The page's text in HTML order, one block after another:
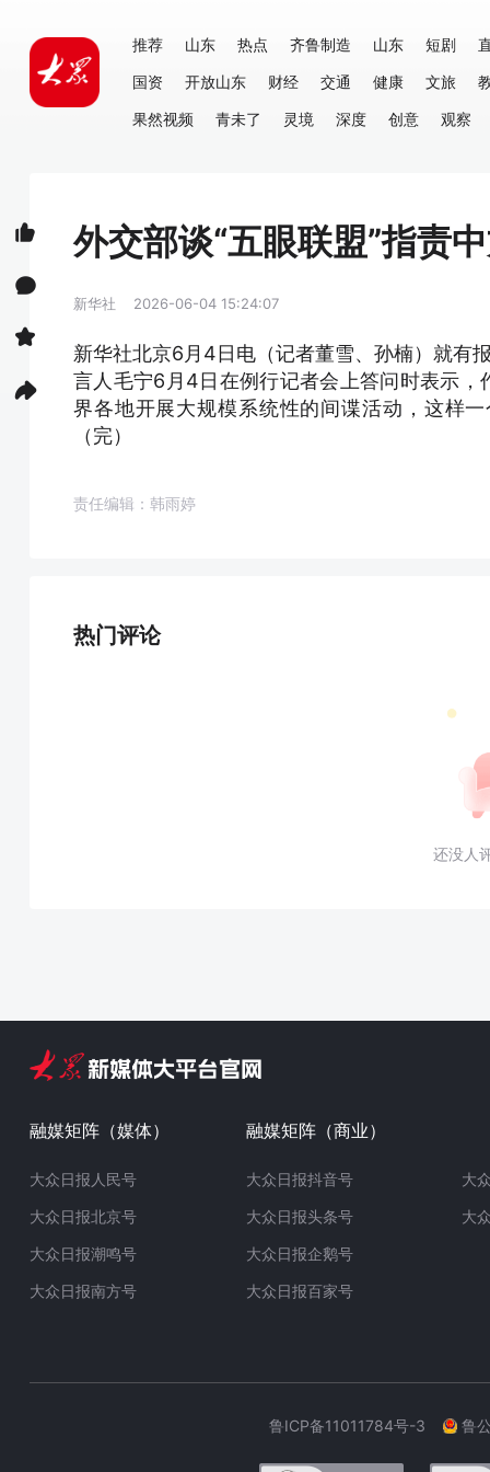
推荐 山东 热点 齐鲁制造 山东 短剧
国资
开放山东 财经 交通 健康 文旅
果然视频
青未了 灵境 深度 创意 观察
外交部谈“五眼联盟”指责
新华社 2026-06-04 15:24:07
新华社北京6月4日电（记者董雪、孙楠）就有
言人毛宁6月4日在例行记者会上答问时表示，
界各地开展大规模系统性的间谍活动，这样
（完）
责任编辑：韩雨婷
热门评论
还没人
融媒矩阵（媒体）
大众日报人民号
大众日报北京号
大众日报潮鸣号
大众日报南方号
融媒矩阵（商业）
大众日报抖音号
大众日报头条号
大众日报企鹅号
大众日报百家号
大
大
鲁ICP备11011784号-3 鲁